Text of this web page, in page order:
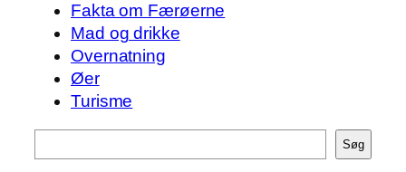
Fakta om Færøerne
Mad og drikke
Overnatning
Øer
Turisme
Søg